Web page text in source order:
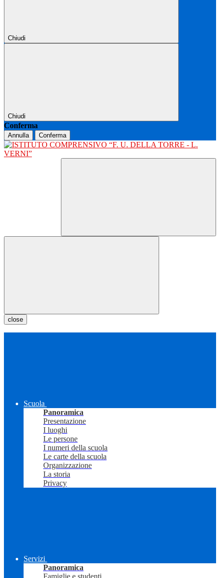
Chiudi
Chiudi
Conferma
Annulla Conferma
close
Scuola
Panoramica
Presentazione
I luoghi
Le persone
I numeri della scuola
Le carte della scuola
Organizzazione
La storia
Privacy
Servizi
Panoramica